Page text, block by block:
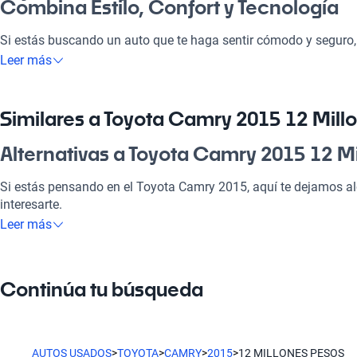
Combina Estilo, Confort y Tecnología
Si estás buscando un auto que te haga sentir cómodo y
opción que no te vai a arrepentir. Ideal para ir a la pega o
mercado chileno.
¿Por qué elegir Toyota Camry 2015 12
Disfrutá de la mejor tecnología con Tecnología moderna, lo que
placentero y conectado.
Toyota Yaris,Toyota RAV4, Toyota Corolla
Leer más
Similares a Toyota Camry 2015 12
Alternativas a Toyota Camry 2015 12
Si estás pensando en el Toyota Camry 2015, aquí te dejamos
interesarte.
Toyota RAV4
Leer más
Continúa tu búsqueda
AUTOS USADOS>TOYOTA>CAMRY>2015>12 MILLONES PESOS